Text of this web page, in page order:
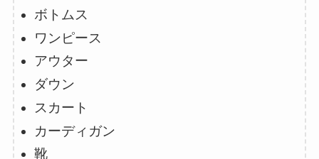
ボトムス
ワンピース
アウター
ダウン
スカート
カーディガン
靴